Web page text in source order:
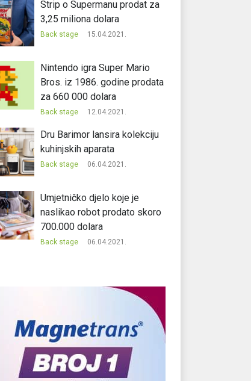
Strip o Supermanu prodat za
3,25 miliona dolara
Back stage 15.04.2021.
Nintendo igra Super Mario
Bros. iz 1986. godine prodata
za 660 000 dolara
Back stage 12.04.2021.
Dru Barimor lansira kolekciju
kuhinjskih aparata
Back stage 06.04.2021.
Umjetničko djelo koje je
naslikao robot prodato skoro
700.000 dolara
Back stage 06.04.2021.